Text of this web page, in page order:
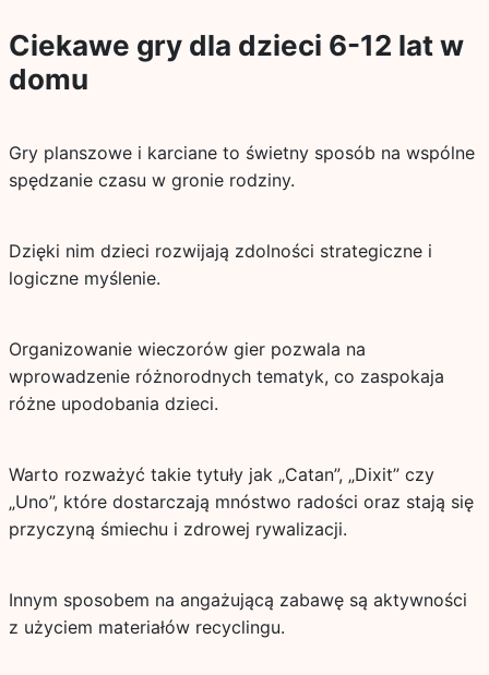
Ciekawe gry dla dzieci 6-12 lat w
domu
Gry planszowe i karciane to świetny sposób na wspólne
spędzanie czasu w gronie rodziny.
Dzięki nim dzieci rozwijają zdolności strategiczne i
logiczne myślenie.
Organizowanie wieczorów gier pozwala na
wprowadzenie różnorodnych tematyk, co zaspokaja
różne upodobania dzieci.
Warto rozważyć takie tytuły jak „Catan”, „Dixit” czy
„Uno”, które dostarczają mnóstwo radości oraz stają się
przyczyną śmiechu i zdrowej rywalizacji.
Innym sposobem na angażującą zabawę są aktywności
z użyciem materiałów recyclingu.